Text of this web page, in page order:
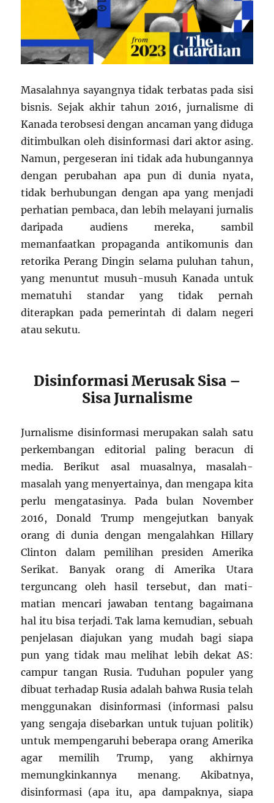
Masalahnya sayangnya tidak terbatas pada sisi
bisnis. Sejak akhir tahun 2016, jurnalisme di
Kanada terobsesi dengan ancaman yang diduga
ditimbulkan oleh disinformasi dari aktor asing.
Namun, pergeseran ini tidak ada hubungannya
dengan perubahan apa pun di dunia nyata,
tidak berhubungan dengan apa yang menjadi
perhatian pembaca, dan lebih melayani jurnalis
daripada audiens mereka, sambil
memanfaatkan propaganda antikomunis dan
retorika Perang Dingin selama puluhan tahun,
yang menuntut musuh-musuh Kanada untuk
mematuhi standar yang tidak pernah
diterapkan pada pemerintah di dalam negeri
atau sekutu.
Disinformasi Merusak Sisa –
Sisa Jurnalisme
Jurnalisme disinformasi merupakan salah satu
perkembangan editorial paling beracun di
media. Berikut asal muasalnya, masalah-
masalah yang menyertainya, dan mengapa kita
perlu mengatasinya. Pada bulan November
2016, Donald Trump mengejutkan banyak
orang di dunia dengan mengalahkan Hillary
Clinton dalam pemilihan presiden Amerika
Serikat. Banyak orang di Amerika Utara
terguncang oleh hasil tersebut, dan mati-
matian mencari jawaban tentang bagaimana
hal itu bisa terjadi. Tak lama kemudian, sebuah
penjelasan diajukan yang mudah bagi siapa
pun yang tidak mau melihat lebih dekat AS:
campur tangan Rusia. Tuduhan populer yang
dibuat terhadap Rusia adalah bahwa Rusia telah
menggunakan disinformasi (informasi palsu
yang sengaja disebarkan untuk tujuan politik)
untuk mempengaruhi beberapa orang Amerika
agar memilih Trump, yang akhirnya
memungkinkannya menang. Akibatnya,
disinformasi (apa itu, apa dampaknya, siapa